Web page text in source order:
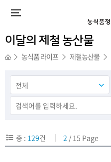
이달의 제철 농산물
농식품 라이프 제철농산물
총 : 129건 2 / 15 Page